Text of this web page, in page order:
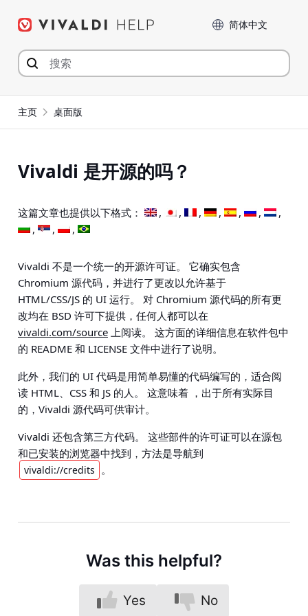
Language
主页 桌面版
Vivaldi 是开源的吗？
这篇文章也提供以下格式：
Vivaldi 不是一个统一的开源许可证。 它确实包含
Chromium 源代码，并进行了更改以允许基于
HTML/CSS/JS 的 UI 运行。 对 Chromium 源代码的所有更
改均在 BSD 许可下提供，任何人都可以在
vivaldi.com/source 上阅读。 这方面的详细信息在软件包中
的 README 和 LICENSE 文件中进行了说明。
此外，我们的 UI 代码是用简单易懂的代码编写的，适合阅
读 HTML、CSS 和 JS 的人。 这意味着 ， 出于所有实际目
的，Vivaldi 源代码可供审计。
Vivaldi 还包含第三方代码。 这些部件的许可证可以在源包
和已安装的浏览器中找到，方法是导航到
vivaldi://credits 。
Was this helpful?
Yes No